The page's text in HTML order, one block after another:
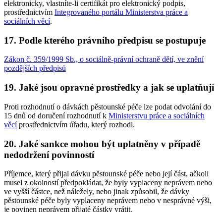
elektronicky, vlastníte-li certifikát pro elektronický podpis,
prostřednictvím Integrovaného portálu Ministerstva práce a
sociálních věcí.
17. Podle kterého právního předpisu se postupuje
Zákon č. 359/1999 Sb., o sociálně-právní ochraně dětí, ve znění
pozdějších předpisů
19. Jaké jsou opravné prostředky a jak se uplatňují
Proti rozhodnutí o dávkách pěstounské péče lze podat odvolání do
15 dnů od doručení rozhodnutí k Ministerstvu práce a sociálních
věcíprostřednictvím úřadu, který rozhodl.
20. Jaké sankce mohou být uplatněny v případě
nedodržení povinností
Příjemce, který přijal dávku pěstounské péče nebo její část, ačkoli
musel z okolností předpokládat, že byly vyplaceny neprávem nebo
ve vyšší částce, než náležely, nebo jinak způsobil, že dávky
pěstounské péče byly vyplaceny neprávem nebo v nesprávné výši,
je povinen neprávem přijaté částky vrátit.